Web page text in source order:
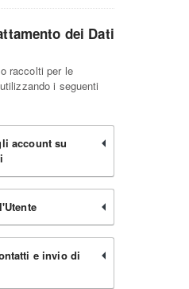
dei Dati
raccolti per le
i seguenti
account su
e invio di